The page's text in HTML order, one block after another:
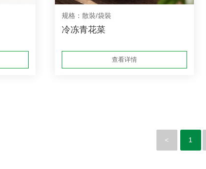
规格：散裝/袋裝
冷冻青花菜
查看详情
< 1